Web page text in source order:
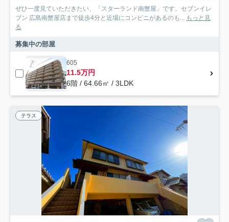
ぜひ一度見ていただきたい、「スターランド南蟹屋」です。セブンイレ
ブン 広島南蟹屋店まで徒歩4分と近場にコンビニがあるのも... もっと見
る
募集中の部屋
605
11.5万円
6階 / 64.66㎡ / 3LDK
テラス